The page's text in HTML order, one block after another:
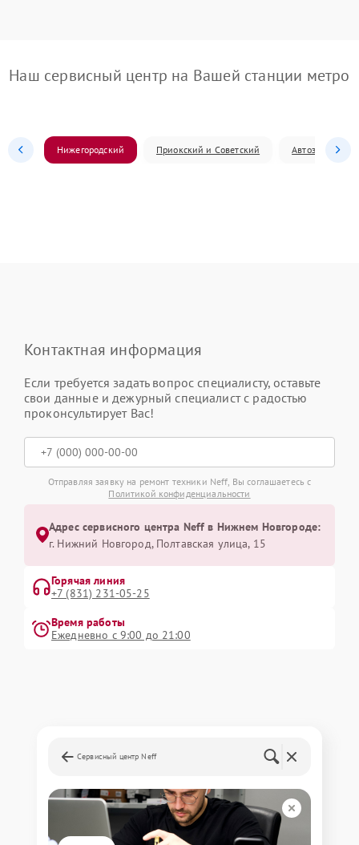
Наш сервисный центр на Вашей станции метро
Нижегородский Приокский и Советский Автозаводский
Контактная информация
Если требуется задать вопрос специалисту, оставьте
свои данные и дежурный специалист с радостью
проконсультирует Вас!
Отправляя заявку на ремонт техники Neff, Вы соглашаетесь с
Политикой конфиденциальности
Адрес сервисного центра Neff в Нижнем Новгороде:
г. Нижний Новгород, Полтавская улица, 15
Горячая линия
+7 (831) 231-05-25
Время работы
Ежедневно с 9:00 до 21:00
Сервисный центр Neff